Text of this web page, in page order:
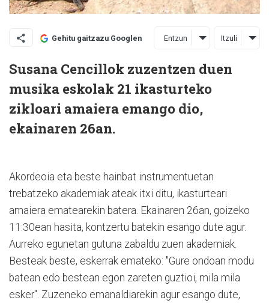
Gehitu gaitzazu Googlen Entzun Itzuli
Susana Cencillok zuzentzen duen
musika eskolak 21 ikasturteko
zikloari amaiera emango dio,
ekainaren 26an.
Akordeoia eta beste hainbat instrumentuetan
trebatzeko akademiak ateak itxi ditu, ikasturteari
amaiera ematearekin batera. Ekainaren 26an, goizeko
11:30ean hasita, kontzertu batekin esango dute agur.
Aurreko egunetan gutuna zabaldu zuen akademiak.
Besteak beste, eskerrak emateko: "Gure ondoan modu
batean edo bestean egon zareten guztioi, mila mila
esker". Zuzeneko emanaldiarekin agur esango dute,